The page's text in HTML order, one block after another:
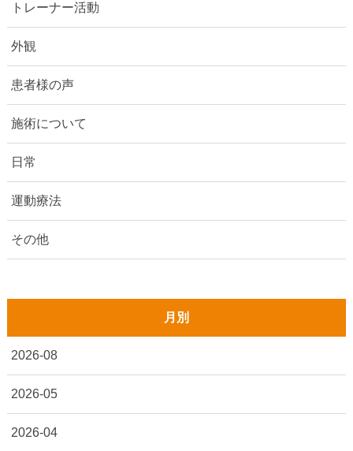
トレーナー活動
外観
患者様の声
施術について
日常
運動療法
その他
月別
2026-08
2026-05
2026-04